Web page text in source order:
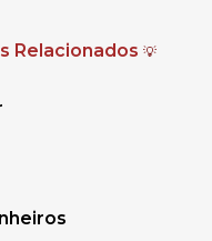
Relacionados 💡